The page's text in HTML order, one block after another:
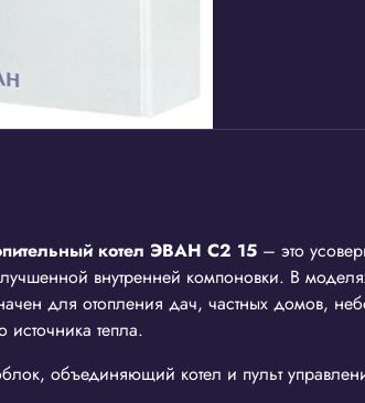
котел ЭВАН С2 15 – это
внутренней компоновки. В
для отопления дач, частных домов,
источника тепла.
объединяющий котел и пульт